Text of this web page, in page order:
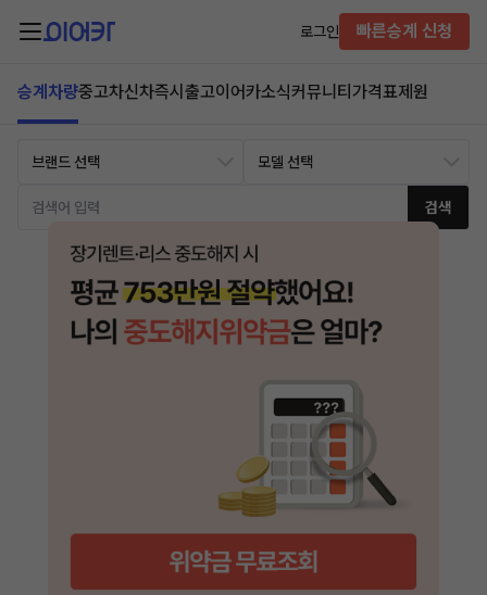
로그인 빠른승계 신청
승계차량중고차신차즉시출고이어카소식커뮤니티 가격표제원
검색